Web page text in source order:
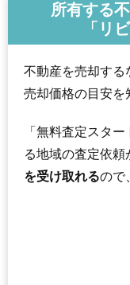
所有する
「リ
不動産を売却する
売却価格の目安を
「無料査定スタ
る地域の査定依頼
を受け取れるので